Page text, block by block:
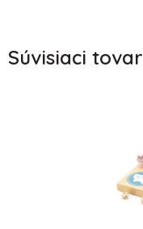
Súvisiaci tovar